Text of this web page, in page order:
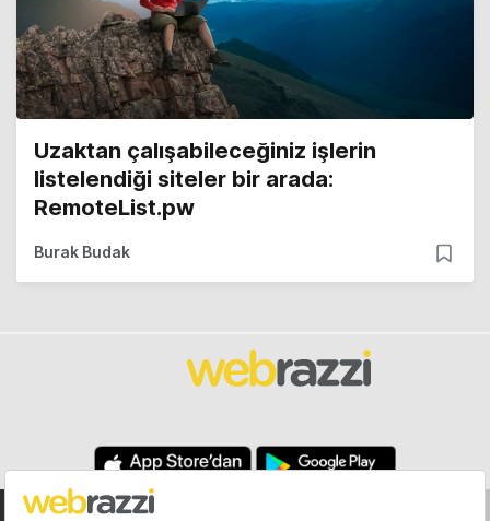
Uzaktan çalışabileceğiniz işlerin
listelendiği siteler bir arada:
RemoteList.pw
Burak Budak